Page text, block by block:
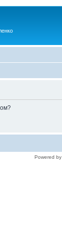
Powered by